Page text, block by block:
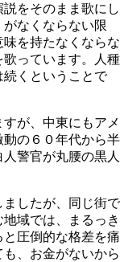
をそのまま歌にし
なくならない限
を持たなくならな
っています。人種
くということで
が、中東にもアメ
の６０年代から半
警官が丸腰の黒人
したが、同じ街で
域では、まるっき
圧倒的な格差を痛
、お金がないから